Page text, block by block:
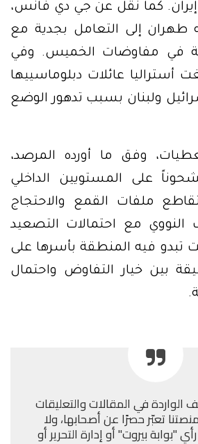
كما نقل عن جي دي فانس،
طهران إلى التعامل بجدية مع
في مفاوضات الخميس. وفي
أستراليا عائلات دبلوماسييها
ولبنان بسبب تدهور الوضع
وفق ما أورده المرصد،
على المستويين الداخلي
ملفات القمع والاحتجاج
النووي مع احتمالات التصعيد
فيه المنطقة بأسرها على
بين خيار التفاوض واحتمال
الواردة في المقالات والتعليقات
تعبّر حصرًا عن أصحابها، ولا
"بوابة بيروت" أو إدارة التحرير أو